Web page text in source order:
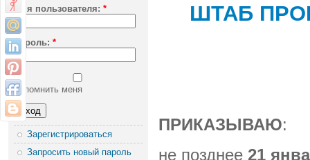
Имя пользователя: *
Пароль: *
Запомнить меня
Зарегистрироваться
Запросить новый пароль
ШТАБ
ПРИКАЗЫВАЮ:
не позднее 21